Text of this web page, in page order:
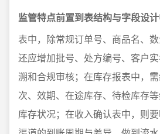
监管特点前置到表结构与字段设计
表中，除常规订单号、商品名、数
还应增加批号、处方编号、客户
溯和合规审核；在库存报表中，
次、效期、在途库存、待检库存
库存状况；在收入确认表中，则